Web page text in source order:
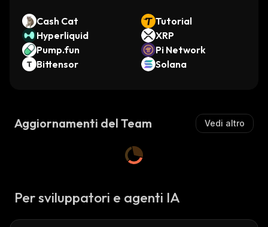
Cash Cat
Tutorial
Hyperliquid
XRP
Pump.fun
Pi Network
Bittensor
Solana
Aggiornamenti del Team Vedi altro
Per sviluppatori e agenti IA